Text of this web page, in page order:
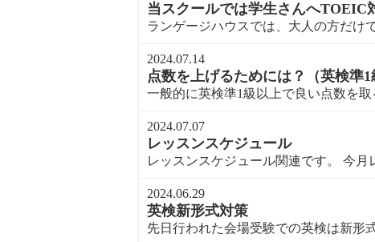
当スクールでは学生さんへTOEIC
ランゲージハウスでは、大人の方だけ
2024.07.14
点数を上げるためには？（英検準1
一般的に英検準1級以上で良い点数を
2024.07.07
レッスンスケジュール
レッスンスケジュール関連です。 今月
2024.06.29
英検新形式対策
先日行われた会場受験での英検は新形